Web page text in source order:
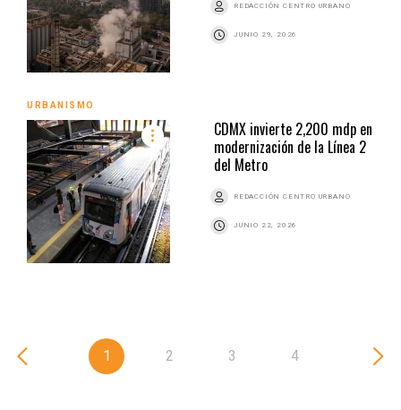
REDACCIÓN CENTRO URBANO
JUNIO 29, 2026
URBANISMO
CDMX invierte 2,200 mdp en
modernización de la Línea 2
del Metro
REDACCIÓN CENTRO URBANO
JUNIO 22, 2026
1 2 3 4